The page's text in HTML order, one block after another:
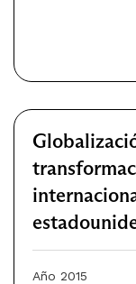
Año 2015